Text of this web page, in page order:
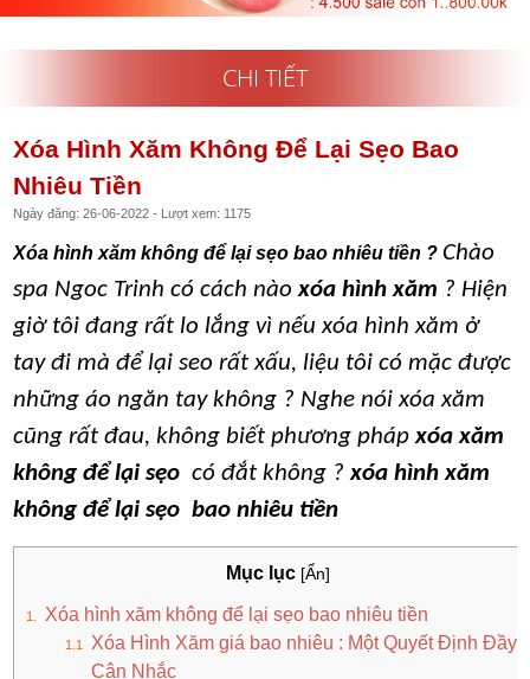
CHI TIẾT
Xóa Hình Xăm Không Để Lại Sẹo Bao
Nhiêu Tiền
Ngày đăng: 26-06-2022 - Lượt xem: 1175
Xóa hình xăm không để lại sẹo bao nhiêu tiền ?Chào
spa Ngoc Trinh có cách nào xóa hình xăm ? Hiện
giờ tôi đang rất lo lắng vì nếu xóa hình xăm ở
tay đi mà để lại seo rất xấu, liệu tôi có mặc được
những áo ngăn tay không ? Nghe nói xóa xăm
cũng rất đau, không biết phương phápxóa xăm
không để lại sẹo có đắt không ?xóa hình xăm
không để lại sẹo bao nhiêu tiền
Mục lục [Ẩn]
Xóa hình xăm không để lại sẹo bao nhiêu tiền
Xóa Hình Xăm giá bao nhiêu : Một Quyết Định Đầy
Cân Nhắc